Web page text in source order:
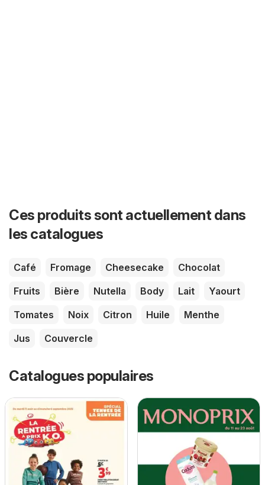
Ces produits sont actuellement dans
les catalogues
Café Fromage Cheesecake
Chocolat
Fruits
Bière Nutella Body Lait
Yaourt
Tomates
Noix Citron Huile
Menthe
Jus
Couvercle
Catalogues populaires